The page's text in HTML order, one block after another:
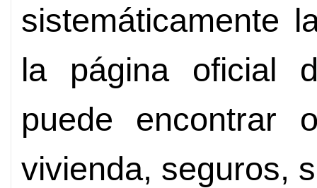
sistemáticamente
la página oficial
puede encontrar
vivienda, seguros,